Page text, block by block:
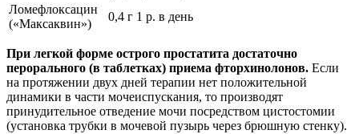
Ломефлоксацин
(«Максаквин»)
0,4 г 1 р. в день
При легкой форме острого простатита достаточно
перорального (в таблетках) приема фторхинолонов. Если
на протяжении двух дней терапии нет положительной
динамики в части мочеиспускания, то производят
принудительное отведение мочи посредством цистостомии
(установка трубки в мочевой пузырь через брюшную стенку).